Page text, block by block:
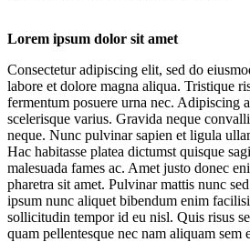
Lorem ipsum dolor sit amet
Consectetur adipiscing elit, sed do
labore et dolore magna aliqua. Tristique
fermentum posuere urna nec. Adipiscing
scelerisque varius. Gravida neque
neque. Nunc pulvinar sapien et ligula
Hac habitasse platea dictumst quisque
malesuada fames ac. Amet justo donec
pharetra sit amet. Pulvinar mattis nunc
ipsum nunc aliquet bibendum enim
sollicitudin tempor id eu nisl. Quis risus
quam pellentesque nec nam aliquam sem